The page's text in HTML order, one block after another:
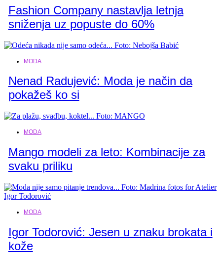
Fashion Company nastavlja letnja
sniženja uz popuste do 60%
MODA
Nenad Radujević: Moda je način da
pokažeš ko si
MODA
Mango modeli za leto: Kombinacije za
svaku priliku
MODA
Igor Todorović: Jesen u znaku brokata i
kože